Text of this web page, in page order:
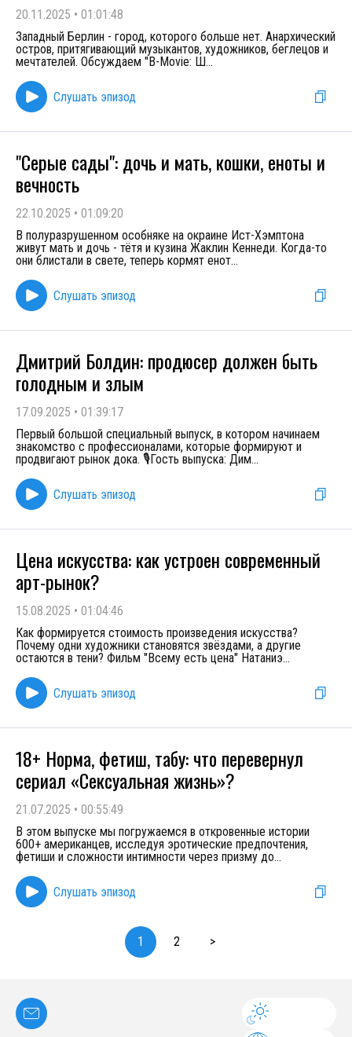
20.11.2025 • 01:01:48
Западный Берлин - город, которого больше нет. Анархический
остров, притягивающий музыкантов, художников, беглецов и
мечтателей. Обсуждаем "B-Movie: Ш...
Слушать эпизод
"Серые сады": дочь и мать, кошки, еноты и
вечность
22.10.2025 • 01:09:20
В полуразрушенном особняке на окраине Ист-Хэмптона
живут мать и дочь - тётя и кузина Жаклин Кеннеди. Когда-то
они блистали в свете, теперь кормят енот...
Слушать эпизод
Дмитрий Болдин: продюсер должен быть
голодным и злым
17.09.2025 • 01:39:17
Первый большой специальный выпуск, в котором начинаем
знакомство с профессионалами, которые формируют и
продвигают рынок дока. 🎙️Гость выпуска: Дим...
Слушать эпизод
Цена искусства: как устроен современный
арт-рынок?
15.08.2025 • 01:04:46
Как формируется стоимость произведения искусства?
Почему одни художники становятся звёздами, а другие
остаются в тени? Фильм "Всему есть цена" Натаниэ...
Слушать эпизод
18+ Норма, фетиш, табу: что перевернул
сериал «Сексуальная жизнь»?
21.07.2025 • 00:55:49
В этом выпуске мы погружаемся в откровенные истории
600+ американцев, исследуя эротические предпочтения,
фетиши и сложности интимности через призму до...
Слушать эпизод
1 2 >